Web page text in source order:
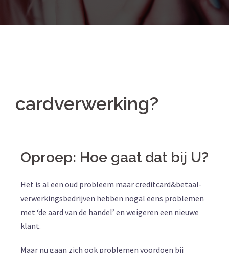
cardverwerking?
Oproep: Hoe gaat dat bij U?
Het is al een oud probleem maar creditcard&betaal-
verwerkingsbedrijven hebben nogal eens problemen
met ‘de aard van de handel’ en weigeren een nieuwe
klant.
Maar nu gaan zich ook problemen voordoen bij